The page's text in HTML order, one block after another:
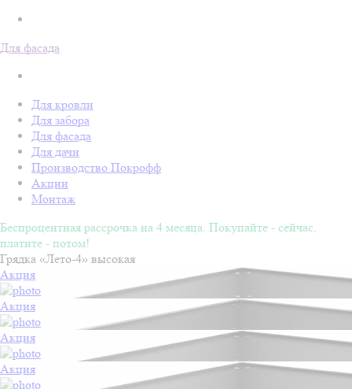
Для фасада
Для кровли
Для забора
Для фасада
Для дачи
Производство Покрофф
Акции
Монтаж
Беспроцентная рассрочка на 4 месяца. Покупайте - сейчас,
платите - потом!
Грядка «Лето-4» высокая
Акция
Акция
Акция
Акция